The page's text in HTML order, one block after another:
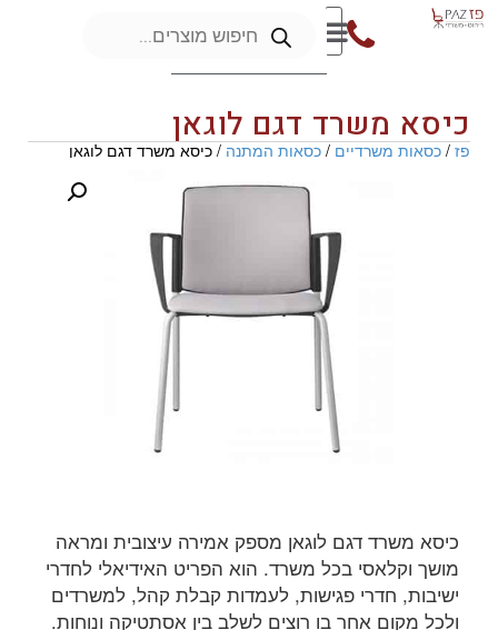
כיסא משרד דגם לוגאן
פז/כסאות משרדיים/כסאות המתנה/ כיסא משרד דגם לוגאן
כיסא משרד דגם לוגאן מספק אמירה עיצובית ומראה
מושך וקלאסי בכל משרד. הוא הפריט האידיאלי לחדרי
ישיבות, חדרי פגישות, לעמדות קבלת קהל, למשרדים
ולכל מקום אחר בו רוצים לשלב בין אסתטיקה ונוחות.